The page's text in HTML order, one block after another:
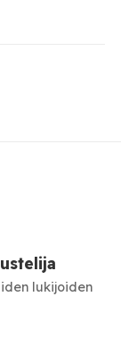
lukijoiden